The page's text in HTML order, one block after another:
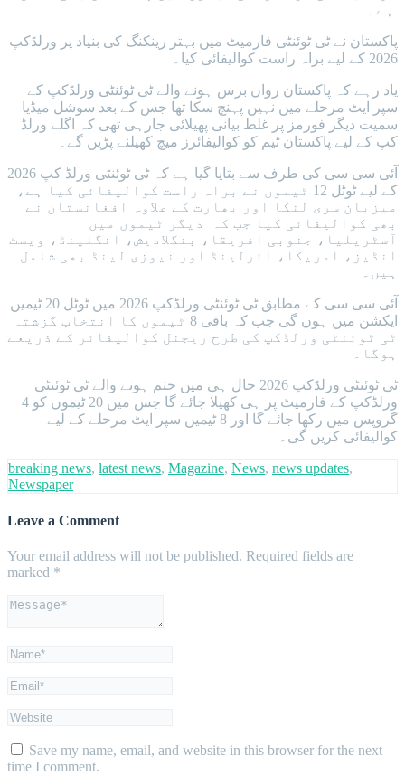
پاکستان نے ٹی ٹوئنٹی فارمیٹ میں بہتر رینکنگ کی بنیاد پر ورلڈکپ
2026 کے لیے براہ راست کوالیفائی کیا۔
یاد رہے کہ پاکستان رواں برس ہونے والے ٹی ٹوئنٹی ورلڈکپ کے
سپر ایٹ مرحلے میں نہیں پہنچ سکا تھا جس کے بعد سوشل میڈیا
سمیت دیگر فورمز پر غلط بیانی پھیلائی جارہی تھی کہ اگلے ورلڈ
کپ کے لیے پاکستان ٹیم کو کوالیفائرز میچ کھیلنے پڑیں گے۔
آئی سی سی کی طرف سے بتایا گیا ہے کہ ٹی ٹوئنٹی ورلڈ کپ 2026
کے لیے ٹوٹل 12 ٹیموں نے براہ راست کوالیفائی کیا ہے،
میزبان سری لنکا اور بھارت کے علاوہ افغانستان نے
بھی کوالیفائی کیا جب کہ دیگر ٹیموں میں
آسٹریلیا، جنوبی افریقا، بنگلادیش، انگلینڈ، ویسٹ
انڈیز، امریکا، آئرلینڈ اور نیوزی لینڈ بھی شامل
ہیں۔
آئی سی سی کے مطابق ٹی ٹوئنٹی ورلڈکپ 2026 میں ٹوٹل 20 ٹیمیں
ایکشن میں ہوں گی جب کہ باقی 8 ٹیموں کا انتخاب گزشتہ
ٹی ٹوئنٹی ورلڈکپ کی طرح ریجنل کوالیفائر کے ذریعے
ہوگا۔
ٹی ٹوئنٹی ورلڈکپ 2026 حال ہی میں ختم ہونے والے ٹی ٹوئنٹی
ورلڈکپ کے فارمیٹ پر ہی کھیلا جائے گا جس میں 20 ٹیموں کو 4
گروپس میں رکھا جائے گا اور 8 ٹیمیں سپر ایٹ مرحلے کے لیے
کوالیفائی کریں گی۔
breaking news, latest news, Magazine, News, news updates,
Newspaper
Leave a Comment
Your email address will not be published. Required fields are
marked *
Save my name, email, and website in this browser for the next
time I comment.